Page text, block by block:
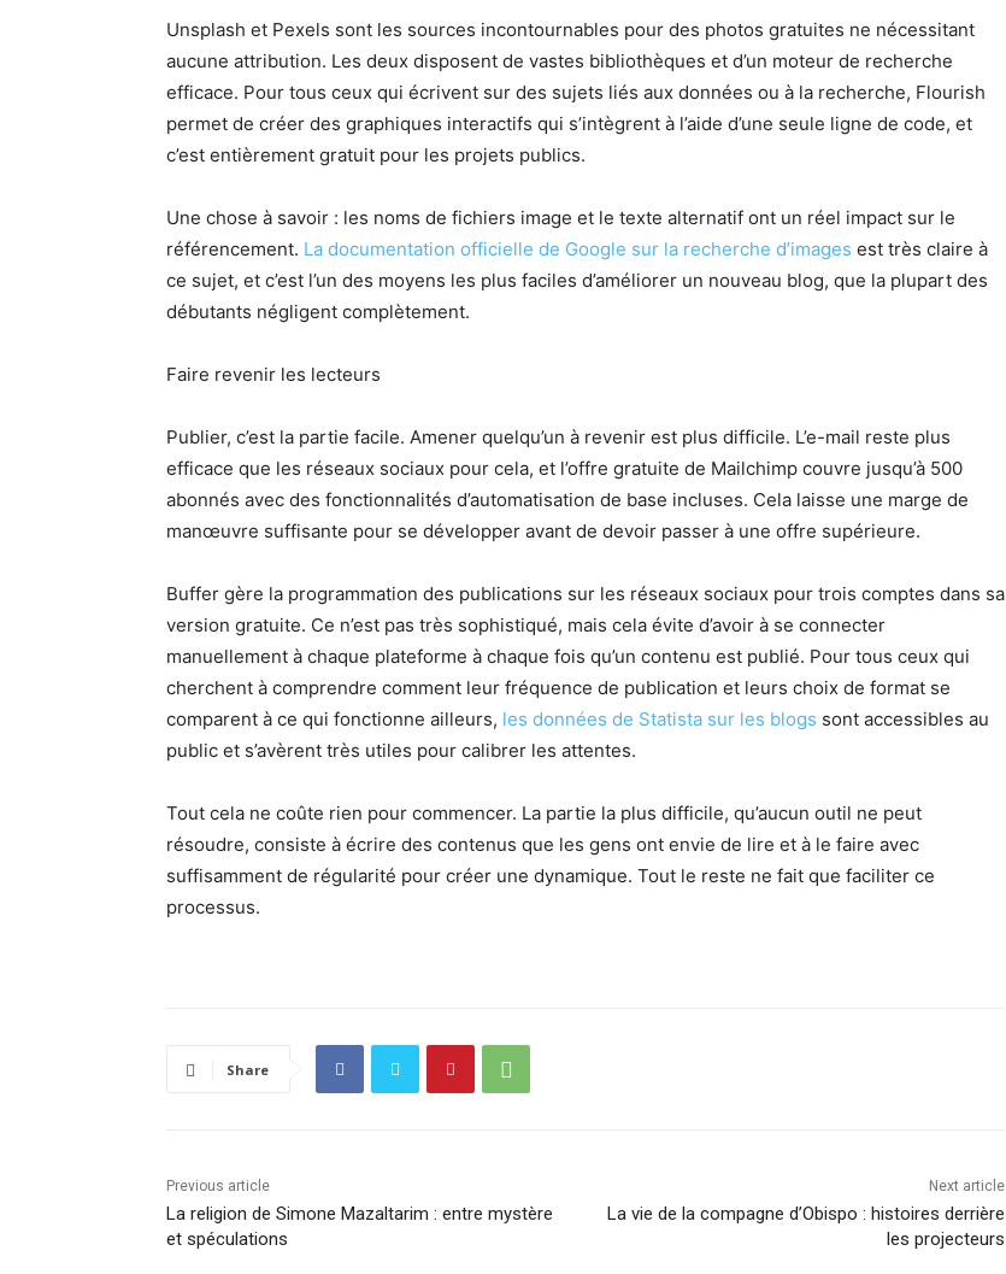
Unsplash et Pexels sont les sources incontournables pour des photos gratuites ne nécessitant
aucune attribution. Les deux disposent de vastes bibliothèques et d’un moteur de recherche
efficace. Pour tous ceux qui écrivent sur des sujets liés aux données ou à la recherche, Flourish
permet de créer des graphiques interactifs qui s’intègrent à l’aide d’une seule ligne de code, et
c’est entièrement gratuit pour les projets publics.
Une chose à savoir : les noms de fichiers image et le texte alternatif ont un réel impact sur le
référencement. La documentation officielle de Google sur la recherche d’images est très claire à
ce sujet, et c’est l’un des moyens les plus faciles d’améliorer un nouveau blog, que la plupart des
débutants négligent complètement.
Faire revenir les lecteurs
Publier, c’est la partie facile. Amener quelqu’un à revenir est plus difficile. L’e-mail reste plus
efficace que les réseaux sociaux pour cela, et l’offre gratuite de Mailchimp couvre jusqu’à 500
abonnés avec des fonctionnalités d’automatisation de base incluses. Cela laisse une marge de
manœuvre suffisante pour se développer avant de devoir passer à une offre supérieure.
Buffer gère la programmation des publications sur les réseaux sociaux pour trois comptes dans sa
version gratuite. Ce n’est pas très sophistiqué, mais cela évite d’avoir à se connecter
manuellement à chaque plateforme à chaque fois qu’un contenu est publié. Pour tous ceux qui
cherchent à comprendre comment leur fréquence de publication et leurs choix de format se
comparent à ce qui fonctionne ailleurs, les données de Statista sur les blogs sont accessibles au
public et s’avèrent très utiles pour calibrer les attentes.
Tout cela ne coûte rien pour commencer. La partie la plus difficile, qu’aucun outil ne peut
résoudre, consiste à écrire des contenus que les gens ont envie de lire et à le faire avec
suffisamment de régularité pour créer une dynamique. Tout le reste ne fait que faciliter ce
processus.
Share
Previous article
La religion de Simone Mazaltarim : entre mystère
et spéculations
Next article
La vie de la compagne d’Obispo : histoires derrière
les projecteurs